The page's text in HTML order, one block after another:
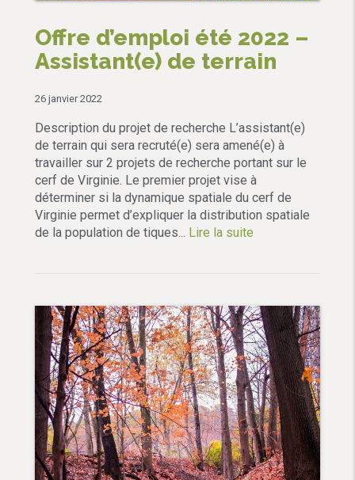
Offre d’emploi été 2022 –
Assistant(e) de terrain
26 janvier 2022
Description du projet de recherche L’assistant(e)
de terrain qui sera recruté(e) sera amené(e) à
travailler sur 2 projets de recherche portant sur le
cerf de Virginie. Le premier projet vise à
déterminer si la dynamique spatiale du cerf de
Virginie permet d’expliquer la distribution spatiale
de la population de tiques... Lire la suite